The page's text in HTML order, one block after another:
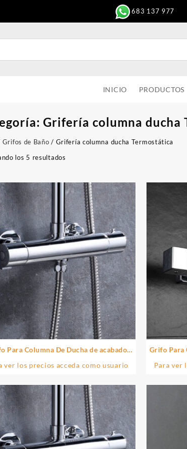
683 137 977
INICIO PRODUCTOS
Grifería columna ducha
Grifos de Baño / Grifería columna ducha Termostática
los 5 resultados
Para Columna De Ducha de acabado
ver los precios acceda como usuario
Grifo Para
Para ver